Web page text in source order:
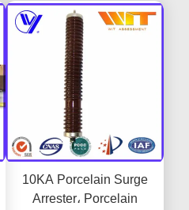
10KA Porcelain Surge
Arrester، Porcelain